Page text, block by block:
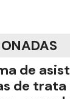
de
de trata